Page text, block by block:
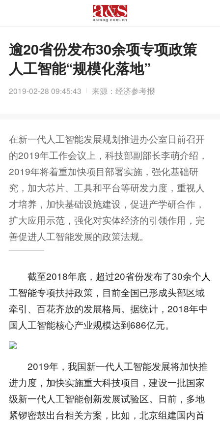
逾20省份发布30余项专项政策
人工智能“规模化落地”
2019-02-28 09:45:43 来源：经济参考报
在新一代人工智能发展规划推进办公室日前召开
的2019年工作会议上，科技部副部长李萌介绍，
2019年将着重加快项目部署实施，强化基础研
究，加大芯片、工具和平台等研发力度，重视人
才培养，加快基础设施建设，促进产学研合作，
扩大应用示范，强化对实体经济的引领作用，完
善促进人工智能发展的政策法规。
截至2018年底，超过20省份发布了30余个人
工智能专项扶持政策，目前全国已形成头部区域
牵引、百花齐放的发展格局。据统计，2018年中
国人工智能核心产业规模达到686亿元。
2019年，我国新一代人工智能发展将加快推
进力度，加快实施重大科技项目，建设一批国家
级新一代人工智能创新发展试验区。日前，多地
紧锣密鼓出台相关方案，比如，北京组建国内首